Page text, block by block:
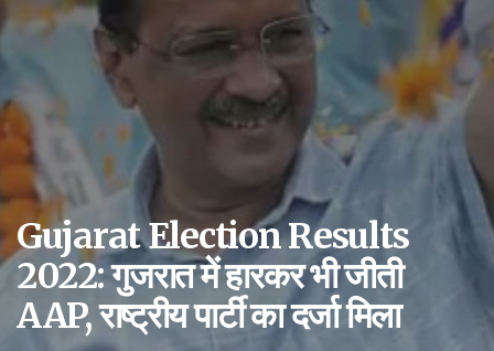
Gujarat Election Results
2022: गुजरात में हारकर भी जीती
AAP, राष्ट्रीय पार्टी का दर्जा मिला